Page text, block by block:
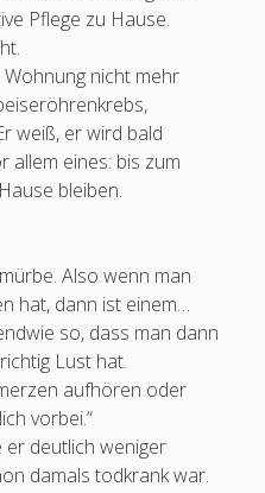
Pflege zu Hause.
nicht mehr
weiß, er wird bald
allem eines: bis zum
bleiben.
Also wenn man
hat, dann ist einem…
so, dass man dann
Lust hat.
aufhören oder
vorbei.“
deutlich weniger
damals todkrank war.